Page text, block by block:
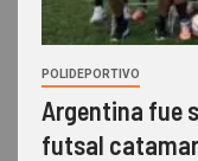
POLIDEPORTIVO
Argentina fue
futsal